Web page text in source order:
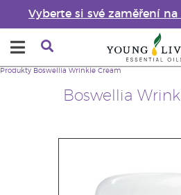
Vyberte si své zaměření
Boswellia
Produkty Boswellia Wrinkle Cream